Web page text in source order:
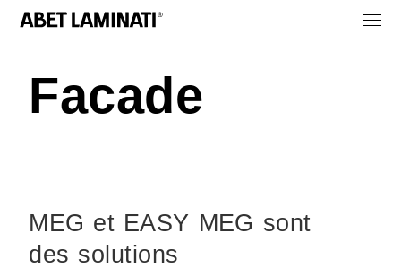
Facade
MEG et EASY MEG sont
des solutions